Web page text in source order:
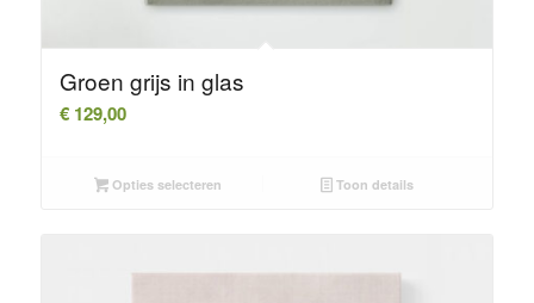
Groen grijs in glas
€129,00
Opties selecteren Toon details